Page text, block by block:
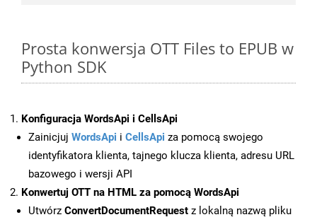
Prosta konwersja OTT Files to EPUB w
Python SDK
Konfiguracja WordsApi i CellsApi
Zainicjuj WordsApi i CellsApi za pomocą swojego
identyfikatora klienta, tajnego klucza klienta, adresu URL
bazowego i wersji API
Konwertuj OTT na HTML za pomocą WordsApi
Utwórz ConvertDocumentRequest z lokalną nazwą pliku